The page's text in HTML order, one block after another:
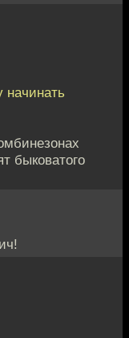
начинать
быковатого